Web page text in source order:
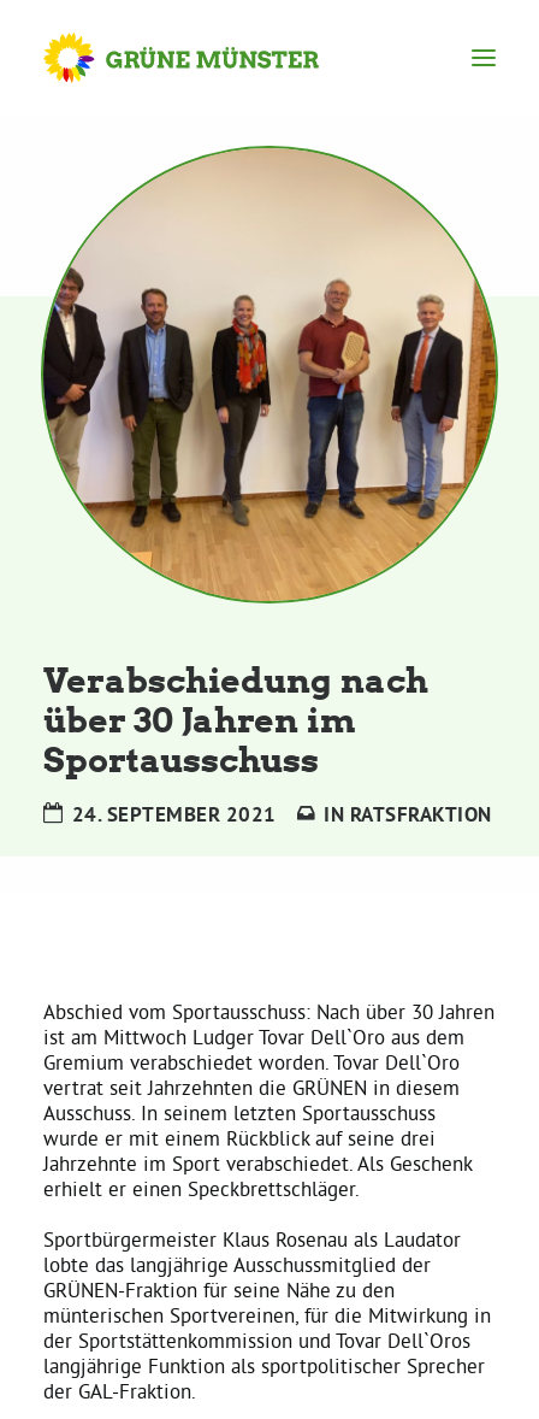
Partei
Kreisvorstand
Kreisgeschäftsstelle
Mitgliederversammlung
Ortsverbände
Kommissionen
Grünes Zentrum
Personen
Sylvia Rietenberg, MdB
Robin Korte, MdL
Daniel Freund, MdEP
Grüne im Rathaus
Ratsfraktion
Verabschiedung nach
über 30 Jahren im
Sportausschuss
24. SEPTEMBER 2021 IN RATSFRAKTION
Abschied vom Sportausschuss: Nach über 30 Jahren
ist am Mittwoch Ludger Tovar Dell`Oro aus dem
Gremium verabschiedet worden. Tovar Dell`Oro
vertrat seit Jahrzehnten die GRÜNEN in diesem
Ausschuss. In seinem letzten Sportausschuss
wurde er mit einem Rückblick auf seine drei
Jahrzehnte im Sport verabschiedet. Als Geschenk
erhielt er einen Speckbrettschläger.
Sportbürgermeister Klaus Rosenau als Laudator
lobte das langjährige Ausschussmitglied der
GRÜNEN-Fraktion für seine Nähe zu den
münterischen Sportvereinen, für die Mitwirkung in
der Sportstättenkommission und Tovar Dell`Oros
langjährige Funktion als sportpolitischer Sprecher
der GAL-Fraktion.